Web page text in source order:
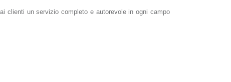
clienti un servizio completo e autorevole in ogni campo